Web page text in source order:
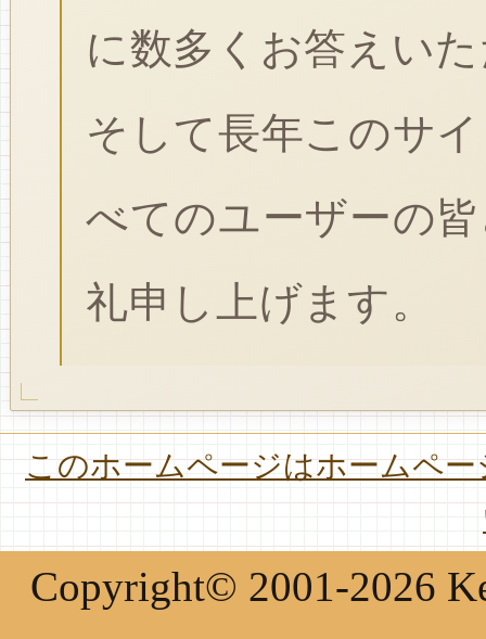
に数多くお答えい
そして長年このサ
べてのユーザーの
礼申し上げます。
このホームページはホームペ
Copyright© 2001-2026